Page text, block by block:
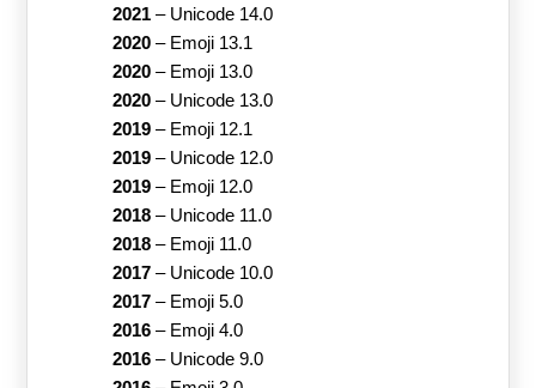
2021– Unicode 14.0
2020– Emoji 13.1
2020– Emoji 13.0
2020– Unicode 13.0
2019– Emoji 12.1
2019– Unicode 12.0
2019– Emoji 12.0
2018– Unicode 11.0
2018– Emoji 11.0
2017– Unicode 10.0
2017– Emoji 5.0
2016– Emoji 4.0
2016– Unicode 9.0